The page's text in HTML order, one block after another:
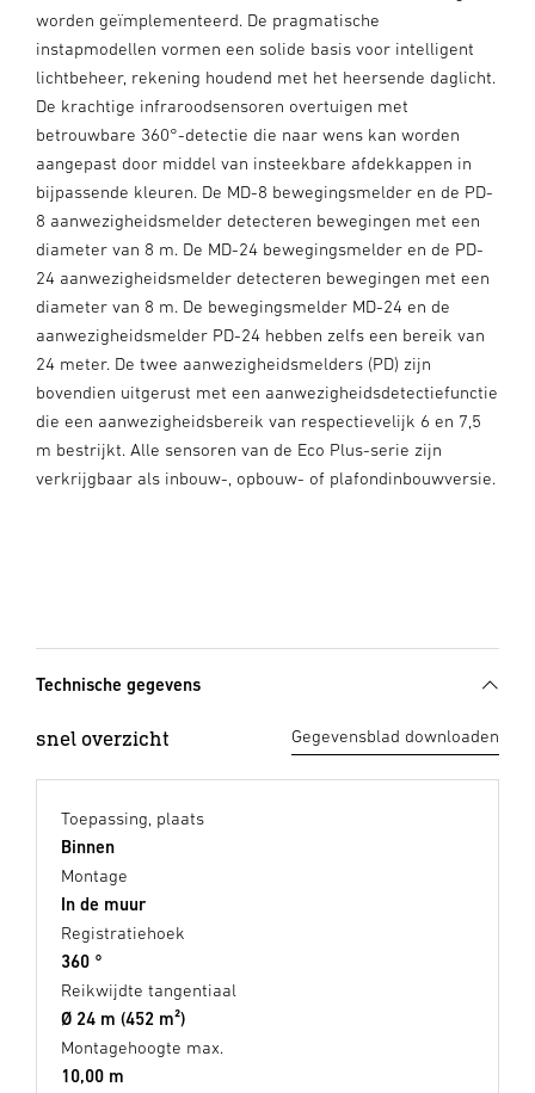
worden geïmplementeerd. De pragmatische
instapmodellen vormen een solide basis voor intelligent
lichtbeheer, rekening houdend met het heersende daglicht.
De krachtige infraroodsensoren overtuigen met
betrouwbare 360°-detectie die naar wens kan worden
aangepast door middel van insteekbare afdekkappen in
bijpassende kleuren. De MD-8 bewegingsmelder en de PD-
8 aanwezigheidsmelder detecteren bewegingen met een
diameter van 8 m. De MD-24 bewegingsmelder en de PD-
24 aanwezigheidsmelder detecteren bewegingen met een
diameter van 8 m. De bewegingsmelder MD-24 en de
aanwezigheidsmelder PD-24 hebben zelfs een bereik van
24 meter. De twee aanwezigheidsmelders (PD) zijn
bovendien uitgerust met een aanwezigheidsdetectiefunctie
die een aanwezigheidsbereik van respectievelijk 6 en 7,5
m bestrijkt. Alle sensoren van de Eco Plus-serie zijn
verkrijgbaar als inbouw-, opbouw- of plafondinbouwversie.
Technische gegevens
snel overzicht Gegevensblad downloaden
Toepassing, plaats
Binnen
Montage
In de muur
Registratiehoek
360 °
Reikwijdte tangentiaal
Ø 24 m (452 m²)
Montagehoogte max.
10,00 m